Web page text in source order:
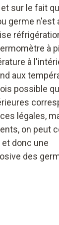
sur le fait
germe n'est
à
à
aux
possible
légales,
on peut
donc une
des